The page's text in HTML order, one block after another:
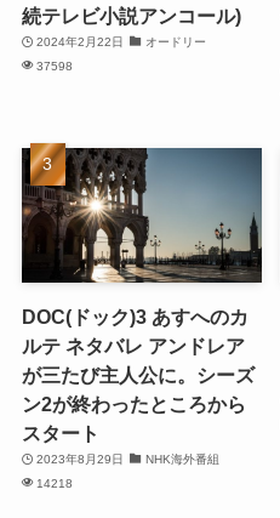
続テレビ小説アンコール)
2024年2月22日
オードリー
37598
DOC(ドック)3 あすへのカ
ルテ ネタバレ アンドレア
が三たび主人公に。シーズ
ン2が終わったところから
スタート
2023年8月29日
NHK海外番組
14218